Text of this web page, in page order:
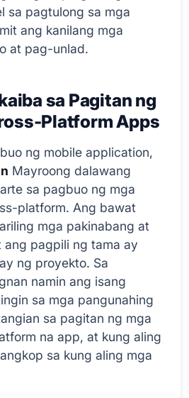
sa pagtulong sa mga
ang kanilang mga
at pag-unlad.
sa Pagitan ng
Platform Apps
ng mobile application,
Mayroong dalawang
sa pagbuo ng mga
platform. Ang bawat
mga pakinabang at
pagpili ng tama ay
ng proyekto. Sa
namin ang isang
sa mga pangunahing
sa pagitan ng mga
na app, at kung aling
sa kung aling mga